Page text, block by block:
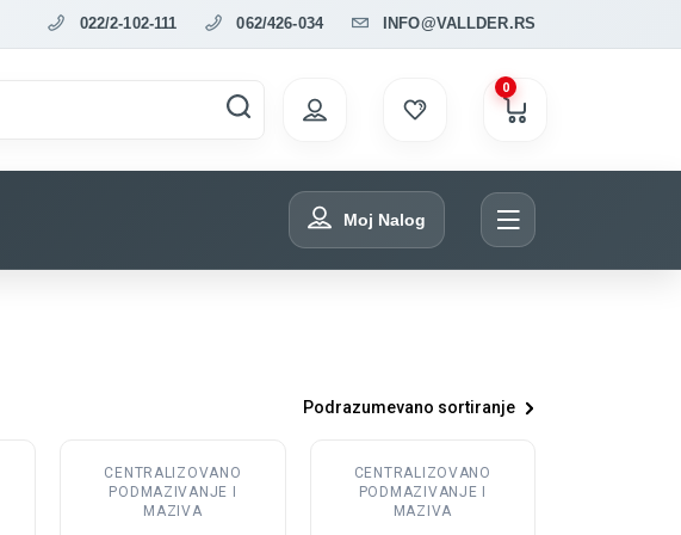
022/2-102-111 062/426-034 INFO@VALLDER.RS
0
Moj Nalog
Podrazumevano sortiranje
CENTRALIZOVANO
PODMAZIVANJE I
MAZIVA
CENTRALIZOVANO
PODMAZIVANJE I
MAZIVA
Ovaj
proizvod